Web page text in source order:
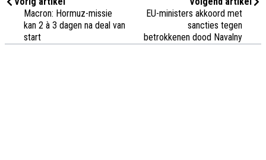
Macron: Hormuz-missie
kan 2 à 3 dagen na deal van
start
EU-ministers akkoord met
sancties tegen
betrokkenen dood Navalny